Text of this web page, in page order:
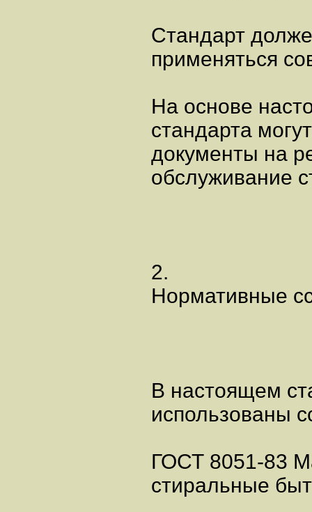
Стандарт
применяться
На основе
стандарта
документы на
обслуживание
2.
Нормативные
В настоящем
использованы
ГОСТ 8051-83
стиральные